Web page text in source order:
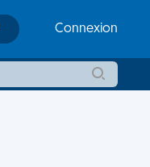
Connexion